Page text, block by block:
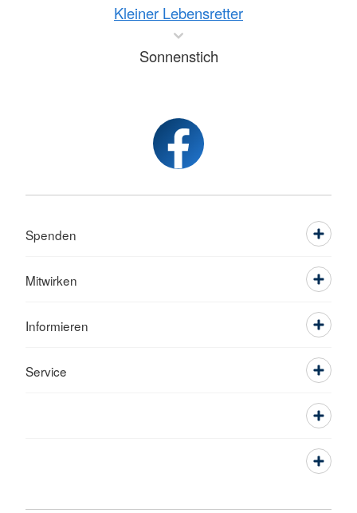
Kleiner Lebensretter
Sonnenstich
Spenden
Mitwirken
Informieren
Service